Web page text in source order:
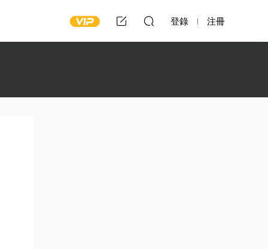
登錄 注冊